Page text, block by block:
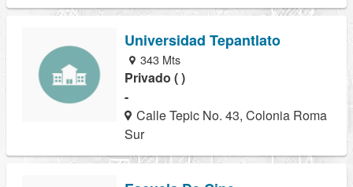
Universidad Tepantlato
343 Mts
Privado ( )
-
Calle Tepic No. 43, Colonia Roma
Sur